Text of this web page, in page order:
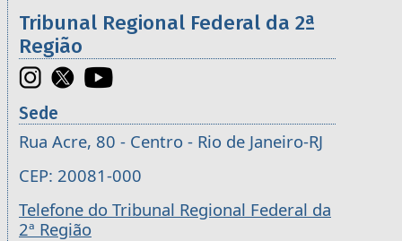
Tribunal Regional Federal da 2ª
Região
Sede
Rua Acre, 80 - Centro - Rio de Janeiro-RJ
CEP: 20081-000
Telefone do Tribunal Regional Federal da
2ª Região